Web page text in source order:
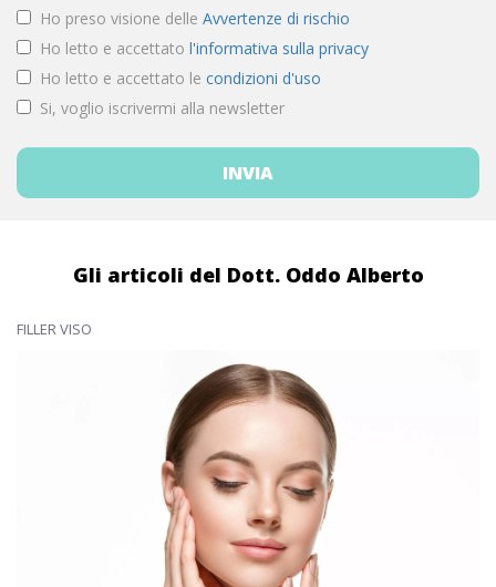
Ho preso visione delle Avvertenze di rischio
Ho letto e accettato l'informativa sulla privacy
Ho letto e accettato le condizioni d'uso
Si, voglio iscrivermi alla newsletter
Gli articoli del Dott. Oddo Alberto
FILLER VISO